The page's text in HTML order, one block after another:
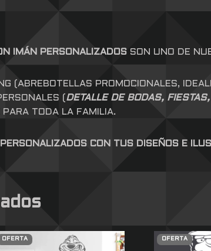
IMÁN PERSONALIZADOS SON UNO DE
(ABREBOTELLAS PROMOCIONALES,
(DETALLE DE BODAS,
PARA TODA LA FAMILIA.
CON TUS DISEÑOS E
OFERTA OFERTA